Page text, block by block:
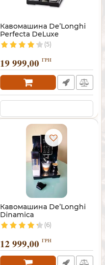
Кавомашина De’Longhi
Perfecta DeLuxe
(5)
19 999,00 ГРН
Кавомашина De’Longhi
Dinamica
(6)
12 999,00 ГРН